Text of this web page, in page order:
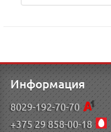
Информация
8029-192-70-70
+375 29 858-00-18